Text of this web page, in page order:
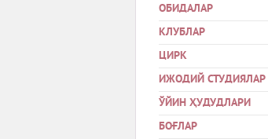
ОБИДАЛАР
КЛУБЛАР
ЦИРК
ИЖОДИЙ СТУДИЯЛАР
ЎЙИН ҲУДУДЛАРИ
БОҒЛАР